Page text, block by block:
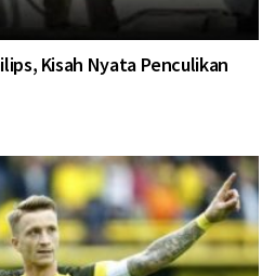
Kisah Nyata Penculikan